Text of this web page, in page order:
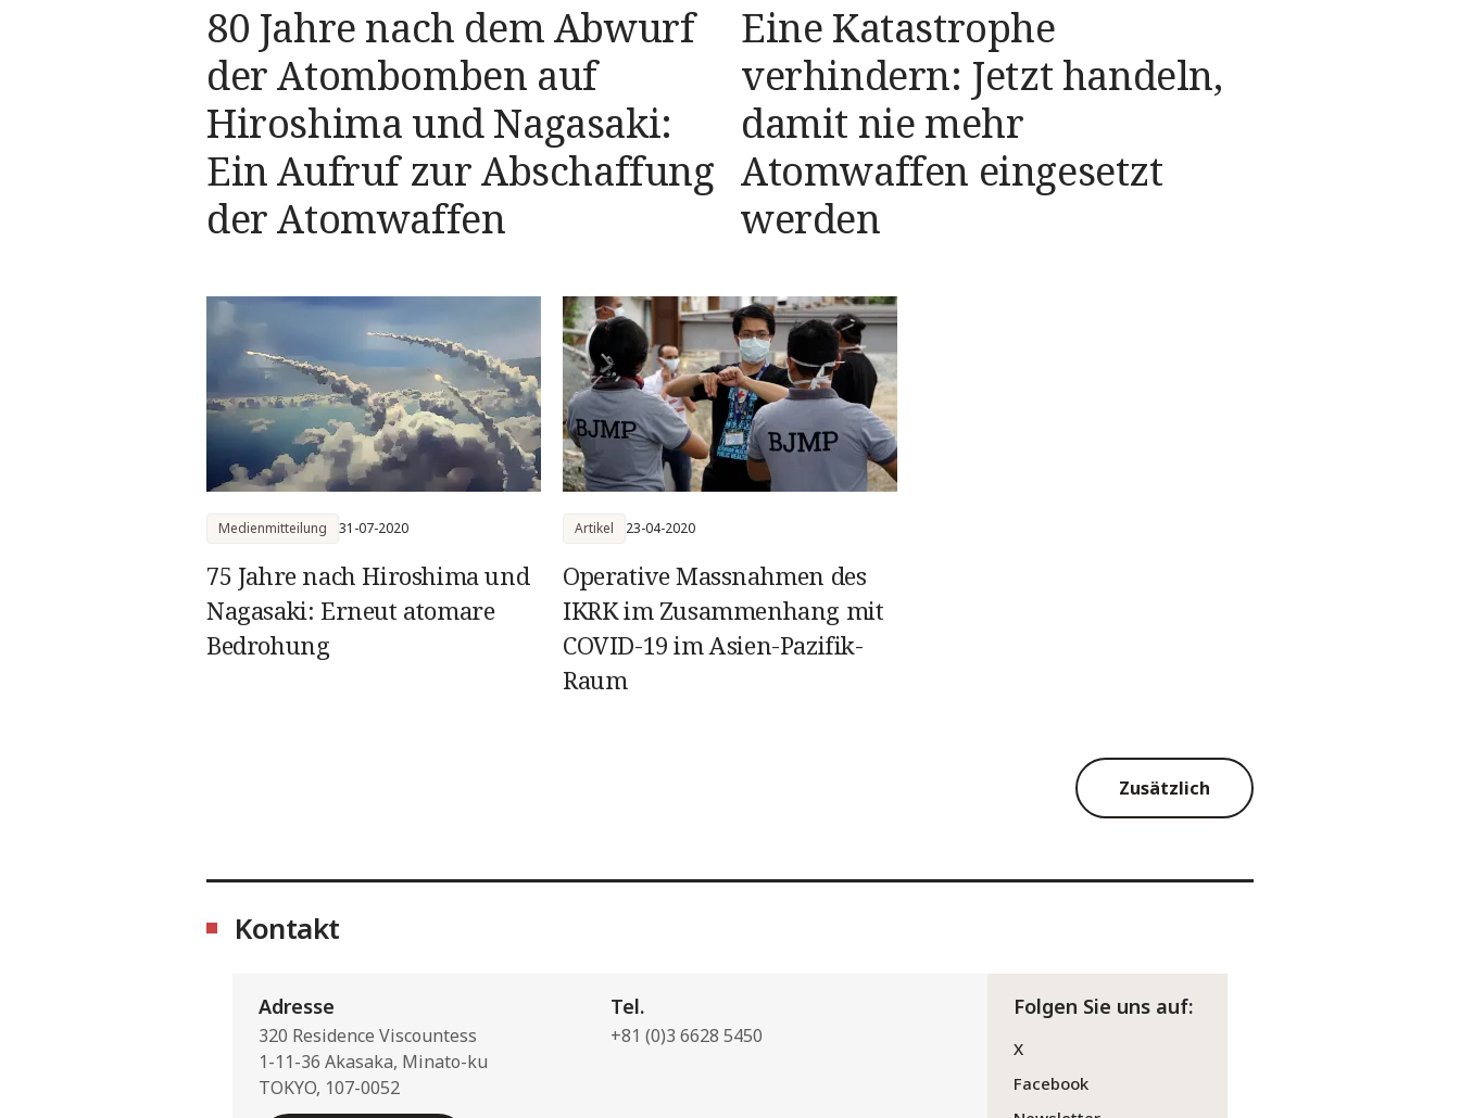
80 Jahre nach dem Abwurf
der Atombomben auf
Hiroshima und Nagasaki:
Ein Aufruf zur Abschaffung
der Atomwaffen
Eine Katastrophe
verhindern: Jetzt handeln,
damit nie mehr
Atomwaffen eingesetzt
werden
75 Jahre nach Hiroshima und
Nagasaki: Erneut atomare
Bedrohung
Medienmitteilung 31-07-2020
Operative Massnahmen des
IKRK im Zusammenhang mit
COVID-19 im Asien-Pazifik-
Raum
Artikel 23-04-2020
Zusätzlich
Kontakt
Adresse
320 Residence Viscountess
1-11-36 Akasaka, Minato-ku
TOKYO, 107-0052
Tel.
+81 (0)3 6628 5450
Folgen Sie uns auf:
X
Facebook